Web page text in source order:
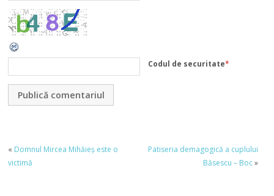
Codul de securitate*
« Domnul Mircea Mihăieș este o
victimă
Patiseria demagogică a cuplului
Băsescu – Boc»